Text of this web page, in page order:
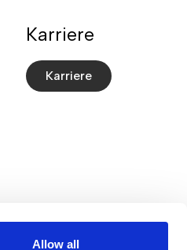
Allow all
Karriere
Karriere